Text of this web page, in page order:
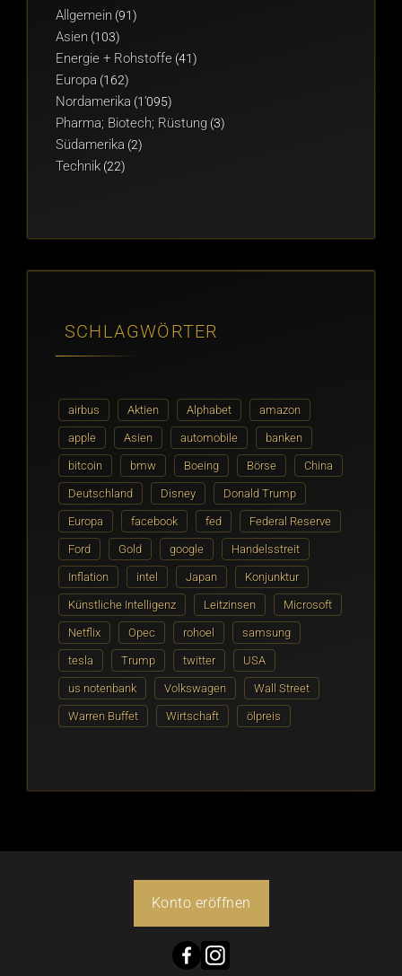
Allgemein (91)
Asien (103)
Energie + Rohstoffe (41)
Europa (162)
Nordamerika (1'095)
Pharma; Biotech; Rüstung (3)
Südamerika (2)
Technik(22)
SCHLAGWÖRTER
airbus Aktien Alphabet amazon
apple Asien automobile banken
bitcoin bmw Boeing Börse China
Deutschland Disney Donald Trump
Europa facebook fed Federal Reserve
Ford Gold google Handelsstreit
Inflation intel Japan Konjunktur
Künstliche Intelligenz Leitzinsen Microsoft
Netflix Opec rohoel samsung
tesla Trump twitter USA
us notenbank Volkswagen Wall Street
Warren Buffet Wirtschaft ölpreis
Konto eröffnen